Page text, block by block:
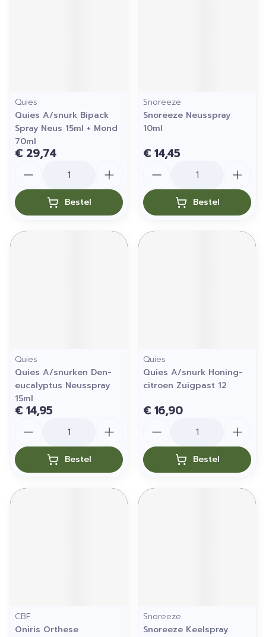
Quies
Quies A/snurk Bipack
Spray Neus 15ml + Mond
70ml
€ 29,74
Bestel
Snoreeze
Snoreeze Neusspray
10ml
€ 14,45
Bestel
Quies
Quies A/snurken Den-
eucalyptus Neusspray
15ml
€ 14,95
Bestel
Quies
Quies A/snurk Honing-
citroen Zuigpast 12
€ 16,90
Bestel
CBF
Oniris Orthese
Snoreeze
Snoreeze Keelspray